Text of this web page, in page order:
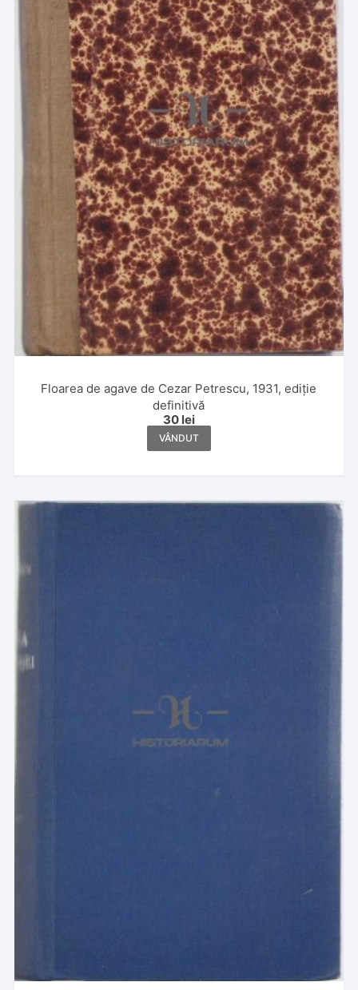
Floarea de agave de Cezar Petrescu, 1931, ediție
definitivă
30 lei
VÂNDUT